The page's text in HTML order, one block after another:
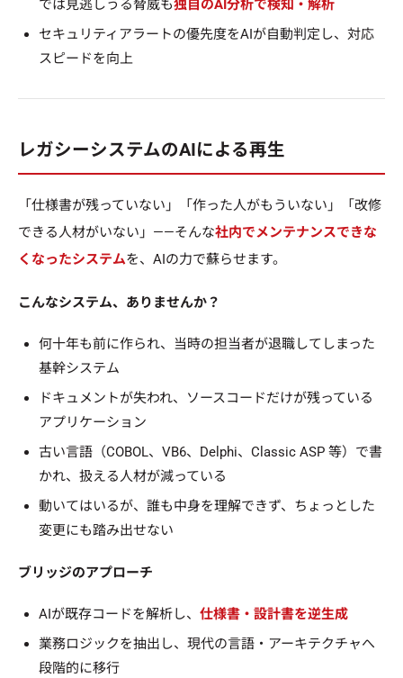
では見逃しうる脅威も独自のAI分析で検知・解析
セキュリティアラートの優先度をAIが自動判定し、対応
スピードを向上
レガシーシステムのAIによる再生
「仕様書が残っていない」「作った人がもういない」「改修
できる人材がいない」——そんな社内でメンテナンスできな
くなったシステムを、AIの力で蘇らせます。
こんなシステム、ありませんか？
何十年も前に作られ、当時の担当者が退職してしまった
基幹システム
ドキュメントが失われ、ソースコードだけが残っている
アプリケーション
古い言語（COBOL、VB6、Delphi、Classic ASP 等）で書
かれ、扱える人材が減っている
動いてはいるが、誰も中身を理解できず、ちょっとした
変更にも踏み出せない
ブリッジのアプローチ
AIが既存コードを解析し、 仕様書・設計書を逆生成
業務ロジックを抽出し、現代の言語・アーキテクチャへ
段階的に移行